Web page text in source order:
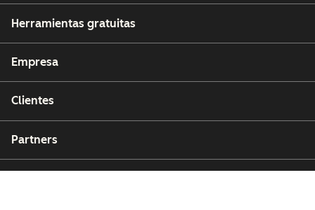
Herramientas gratuitas
Empresa
Clientes
Partners